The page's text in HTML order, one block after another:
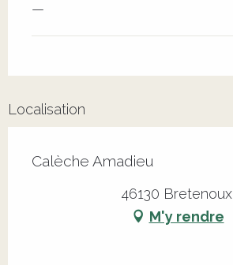
—
Localisation
Calèche Amadieu
46130 Bretenoux
M'y rendre